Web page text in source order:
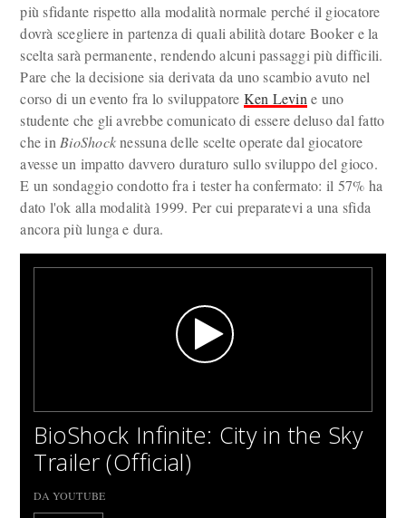
più sfidante rispetto alla modalità normale perché il giocatore
dovrà scegliere in partenza di quali abilità dotare Booker e la
scelta sarà permanente, rendendo alcuni passaggi più difficili.
Pare che la decisione sia derivata da uno scambio avuto nel
corso di un evento fra lo sviluppatore Ken Levin e uno
studente che gli avrebbe comunicato di essere deluso dal fatto
che in BioShocknessuna delle scelte operate dal giocatore
avesse un impatto davvero duraturo sullo sviluppo del gioco.
E un sondaggio condotto fra i tester ha confermato: il 57% ha
dato l'ok alla modalità 1999. Per cui preparatevi a una sfida
ancora più lunga e dura.
BioShock Infinite: City in the Sky
Trailer (Official)
DA YOUTUBE